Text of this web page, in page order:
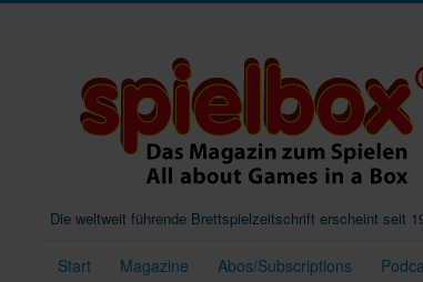
Die weltweit führende Brettspielzeitschrift erscheint seit
Start Magazine Abos/Subscriptions